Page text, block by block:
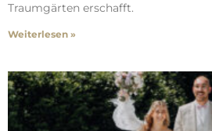
Traumgärten erschafft.
Weiterlesen »